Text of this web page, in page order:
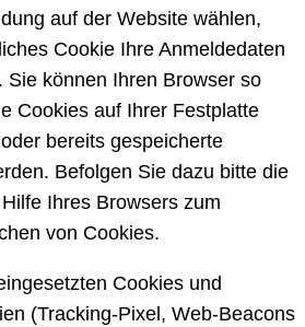
auf der Website wählen,
Cookie Ihre Anmeldedaten
Sie können Ihren Browser so
Cookies auf Ihrer Festplatte
bereits gespeicherte
Befolgen Sie dazu bitte die
Ihres Browsers zum
von Cookies.
Cookies und
(Tracking-Pixel, Web-Beacons